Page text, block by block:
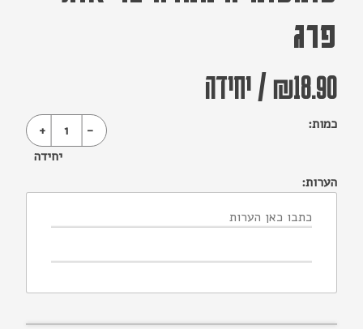
פרג
₪18.90
/יחידה
כמות: -
1
+
יחידה
הערות: